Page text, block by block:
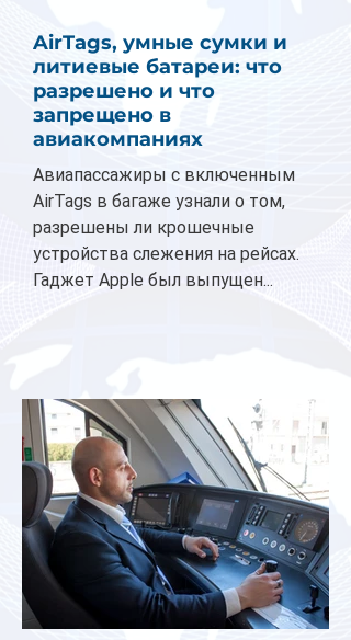
AirTags, умные сумки и
литиевые батареи: что
разрешено и что
запрещено в
авиакомпаниях
Авиапассажиры с включенным
AirTags в багаже узнали о том,
разрешены ли крошечные
устройства слежения на рейсах.
Гаджет Apple был выпущен...